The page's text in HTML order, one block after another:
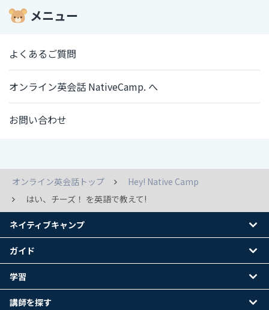
メニュー
よくあるご質問
オンライン英会話 NativeCamp. へ
お問い合わせ
オンライン英会話トップ
Hey! Native Camp
はい、チーズ！ を英語で教えて!
ネイティブキャンプ
ガイド
学習
講師を探す